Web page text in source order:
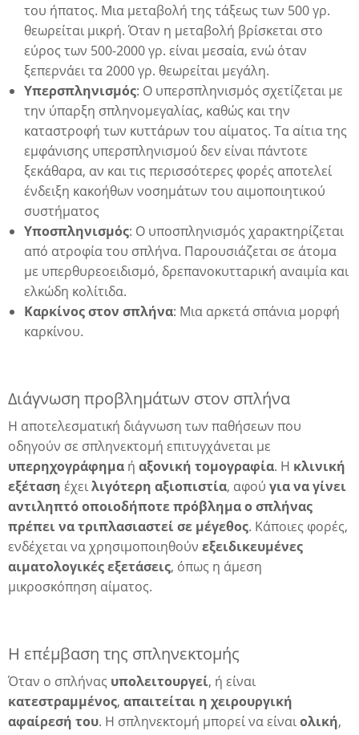
του ήπατος. Μια μεταβολή της τάξεως των 500 γρ.
θεωρείται μικρή. Όταν η μεταβολή βρίσκεται στο
εύρος των 500-2000 γρ. είναι μεσαία, ενώ όταν
ξεπερνάει τα 2000 γρ. θεωρείται μεγάλη.
Υπερσπληνισμός: Ο υπερσπληνισμός σχετίζεται με
την ύπαρξη σπληνομεγαλίας, καθώς και την
καταστροφή των κυττάρων του αίματος. Τα αίτια της
εμφάνισης υπερσπληνισμού δεν είναι πάντοτε
ξεκάθαρα, αν και τις περισσότερες φορές αποτελεί
ένδειξη κακοήθων νοσημάτων του αιμοποιητικού
συστήματος
Υποσπληνισμός: Ο υποσπληνισμός χαρακτηρίζεται
από ατροφία του σπλήνα. Παρουσιάζεται σε άτομα
με υπερθυρεοειδισμό, δρεπανοκυτταρική αναιμία και
ελκώδη κολίτιδα.
Καρκίνος στον σπλήνα: Μια αρκετά σπάνια μορφή
καρκίνου.
Διάγνωση προβλημάτων στον σπλήνα
Η αποτελεσματική διάγνωση των παθήσεων που
οδηγούν σε σπληνεκτομή επιτυγχάνεται με
υπερηχογράφημα ή αξονική τομογραφία. Η κλινική
εξέταση έχειλιγότερη αξιοπιστία, αφού για να γίνει
αντιληπτό οποιοδήποτε πρόβλημα ο σπλήνας
πρέπει να τριπλασιαστεί σε μέγεθος. Κάποιες φορές,
ενδέχεται να χρησιμοποιηθούν εξειδικευμένες
αιματολογικές εξετάσεις, όπως η άμεση
μικροσκόπηση αίματος.
Η επέμβαση της σπληνεκτομής
Όταν ο σπλήνας υπολειτουργεί, ή είναι
κατεστραμμένος, απαιτείται η χειρουργική
αφαίρεσή του. Η σπληνεκτομή μπορεί να είναιολική,